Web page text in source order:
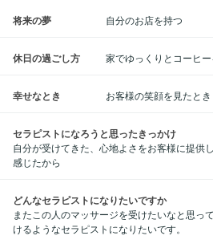
将来の夢 自分のお店を持つ
休日の過ごし方 家でゆっくりとコーヒ
幸せなとき お客様の笑顔を見たとき
セラピストになろうと思ったきっかけ
自分が受けてきた、心地よさをお客様に提供
感じたから
どんなセラピストになりたいですか
またこの人のマッサージを受けたいなと思っ
けるようなセラピストになりたいです。